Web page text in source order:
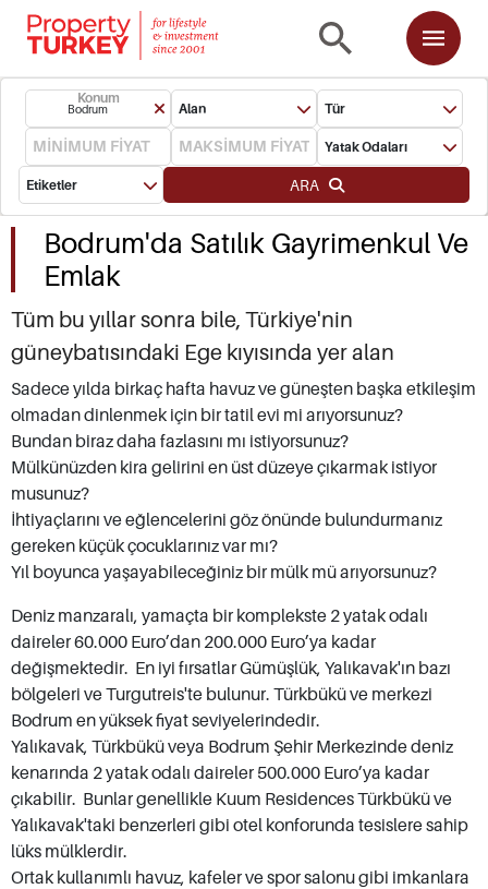
Konum
Bodrum Alan Tür
Yatak Odaları
Etiketler ARA
Bodrum'da Satılık Gayrimenkul Ve
Emlak
Tüm bu yıllar sonra bile, Türkiye'nin
güneybatısındaki Ege kıyısında yer alan
Bodrum gayrimenkul piyasası, yurt dışında tatil
evi edinmek için en popüler bölgelerden biri
olmaya devam ediyor. Muğla İli'nde bulunan
Bodrum'da satılık mülk almak, yalnızca tuğla ve
harca yatırım yapmak değildir. Bodrum
gayrimenkul ve emlak satın alanlar, hem
sofistike hem de rahat bir yaşam biçimine
yatırım yapıyor. Bodrum, uygun fiyatlı
gayrimenkullerden milyonlarca liralık
Türkiye'nin en lüks villalarına kadar her bütçeye
hitap ediyor. St. Peter Kalesi, Halikarnassos
Mozolesi, antik Myndos Kapısı ve kumlu Deve
Plajı ile burada asla sıkıcı bir anınız olmayacak.
Sadece yılda birkaç hafta havuz ve güneşten başka etkileşim
olmadan dinlenmek için bir tatil evi mi arıyorsunuz?
Bundan biraz daha fazlasını mı istiyorsunuz?
Mülkünüzden kira gelirini en üst düzeye çıkarmak istiyor
musunuz?
İhtiyaçlarını ve eğlencelerini göz önünde bulundurmanız
gereken küçük çocuklarınız var mı?
Yıl boyunca yaşayabileceğiniz bir mülk mü arıyorsunuz?
Deniz manzaralı, yamaçta bir komplekste 2 yatak odalı
daireler 60.000 Euro’dan 200.000 Euro’ya kadar
değişmektedir. En iyi fırsatlar Gümüşlük, Yalıkavak'ın bazı
bölgeleri ve Turgutreis'te bulunur. Türkbükü ve merkezi
Bodrum en yüksek fiyat seviyelerindedir.
Yalıkavak, Türkbükü veya Bodrum Şehir Merkezinde deniz
kenarında 2 yatak odalı daireler 500.000 Euro’ya kadar
çıkabilir. Bunlar genellikle Kuum Residences Türkbükü ve
Yalıkavak'taki benzerleri gibi otel konforunda tesislere sahip
lüks mülklerdir.
Ortak kullanımlı havuz, kafeler ve spor salonu gibi imkanlara